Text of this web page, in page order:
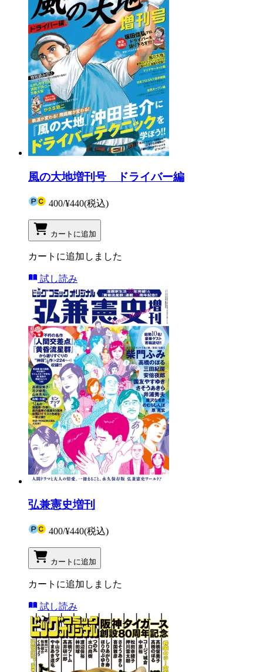
風の大地増刊号 ドライバー編
400/¥440(税込)
カートに追加
カートに追加しました
試し読み
弘兼憲史増刊
400/¥440(税込)
カートに追加
カートに追加しました
試し読み